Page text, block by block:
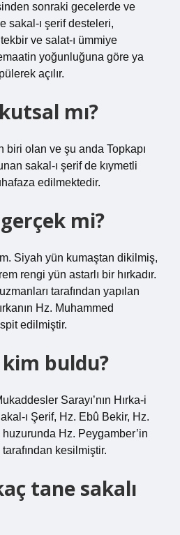
sonraki gecelerde ve
sakal-ı şerif desteleri,
ve salat-ı ümmiye
yoğunluğuna göre ya
açılır.
mı?
biri olan ve şu anda Topkapı
sakal-ı şerif de kıymetli
edilmektedir.
mi?
Siyah yün kumaştan dikilmiş,
​​rengi yün astarlı bir hırkadır.
tarafından yapılan
Hz. Muhammed
edilmiştir.
kim buldu?
Sarayı’nın Hırka-i
ı Şerif, Hz. Ebû Bekir, Hz.
Hz. Peygamber’in
kesilmiştir.
tane sakalı